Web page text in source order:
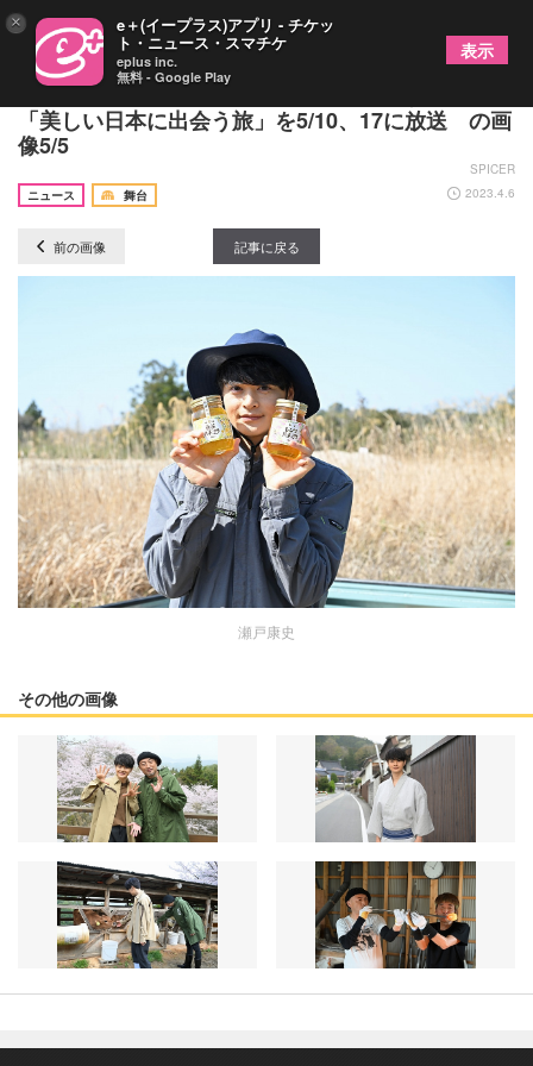
瀬戸康史が山内圭哉を相手に故郷を案内する特別編
「美しい日本に出会う旅」を5/10、17に放送 の画
像5/5
SPICER
ニュース
舞台 2023.4.6
前の画像 記事に戻る
瀬戸康史
その他の画像
× e＋(イープラス)アプリ - チケッ
ト・ニュース・スマチケ
eplus inc.
無料 - Google Play
表示